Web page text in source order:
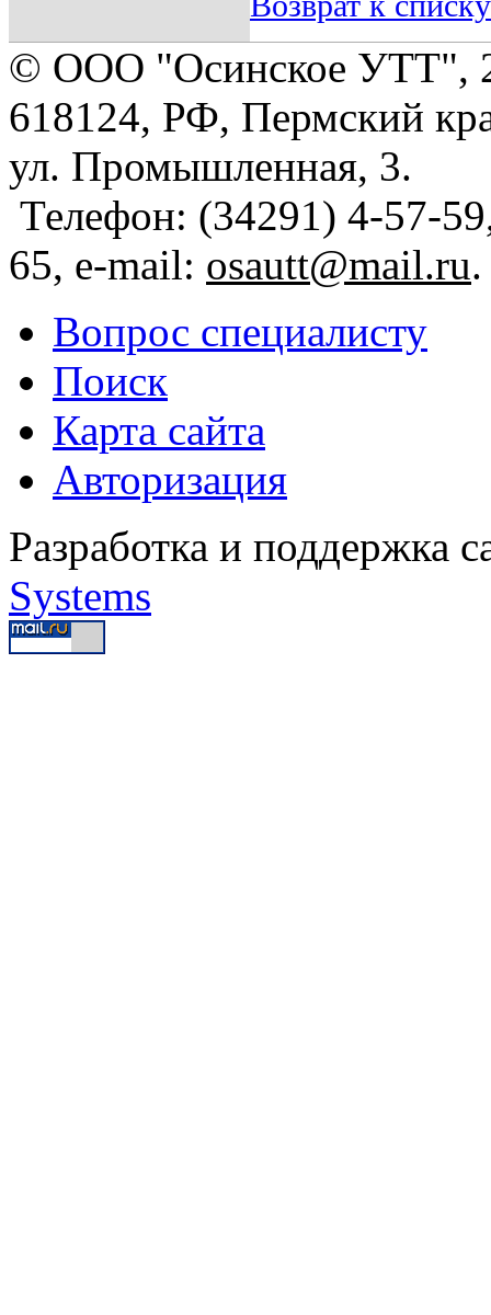
© ООО "Осинское УТТ",
618124, РФ, Пермский
ул. Промышленная, 3.
Телефон: (34291) 4-57-
65, e-mail: osautt@mail.ru.
Вопрос специалисту
Поиск
Карта сайта
Авторизация
Разработка и поддержка
Systems